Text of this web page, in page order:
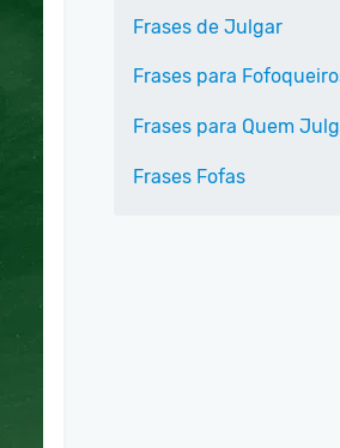
Frases de Julgar
Frases para
Frases para Quem
Frases Fofas